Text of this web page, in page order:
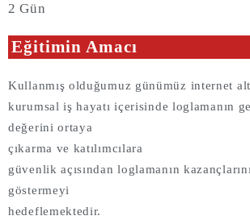
2 Gün
Eğitimin Amacı
Kullanmış olduğumuz günümüz internet alt
kurumsal iş hayatı içerisinde loglamanın
değerini ortaya
çıkarma ve katılımcılara
güvenlik açısından loglamanın
göstermeyi
hedeflemektedir.